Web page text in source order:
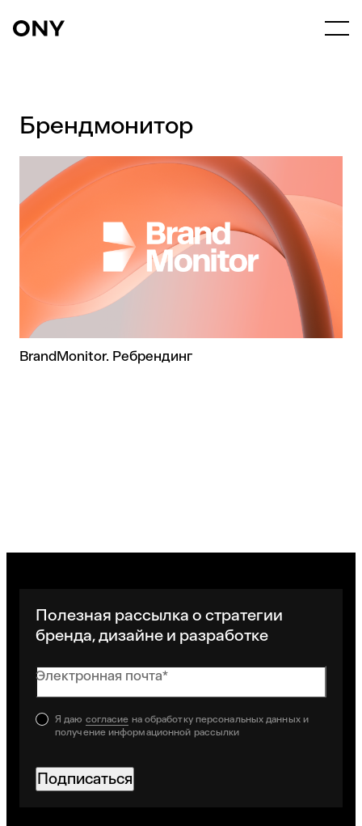
Брендмонитор
BrandMonitor. Ребрендинг
Полезная рассылка о стратегии
бренда, дизайне и разработке
Электронная почта*
Я даю согласие на обработку персональных данных и
получение информационной рассылки
Подписаться